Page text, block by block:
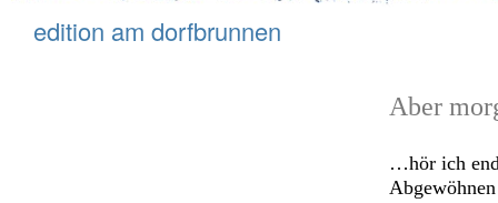
edition am dorfbrunnen
Aber
…hör ich